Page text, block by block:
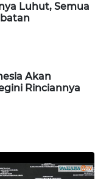
Luhut, Semua
Akan
Rinciannya